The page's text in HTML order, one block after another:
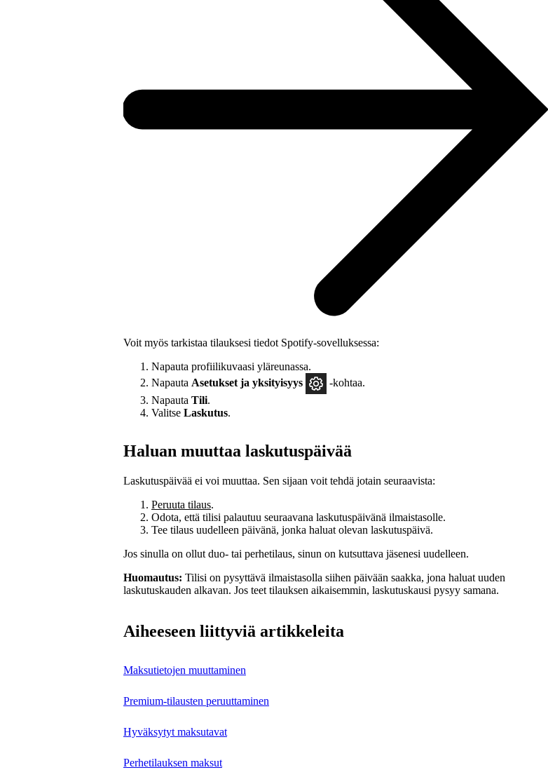
Voit myös tarkistaa tilauksesi tiedot Spotify-sovelluksessa:
Napauta profiilikuvaasi yläreunassa.
Napauta Asetukset ja yksityisyys
‑kohtaa.
Napauta Tili.
Valitse Laskutus.
Haluan muuttaa laskutuspäivää
Laskutuspäivää ei voi muuttaa. Sen sijaan voit tehdä jotain seuraavista:
Peruuta tilaus.
Odota, että tilisi palautuu seuraavana laskutuspäivänä ilmaistasolle.
Tee tilaus uudelleen päivänä, jonka haluat olevan laskutuspäivä.
Jos sinulla on ollut duo- tai perhetilaus, sinun on kutsuttava jäsenesi uudelleen.
Huomautus: Tilisi on pysyttävä ilmaistasolla siihen päivään saakka, jona haluat uuden
laskutuskauden alkavan. Jos teet tilauksen aikaisemmin, laskutuskausi pysyy samana.
Aiheeseen liittyviä artikkeleita
Maksutietojen muuttaminen
Premium-tilausten peruuttaminen
Hyväksytyt maksutavat
Perhetilauksen maksut